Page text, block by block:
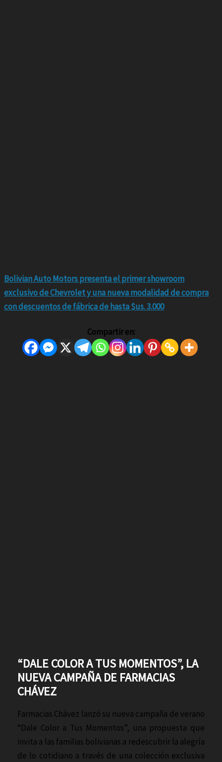
Bolivian Auto Motors presenta el primer showroom
exclusivo de Chevrolet y una nueva modalidad de compra
con descuentos de fábrica de hasta $us. 3.000
Compartir en:
“DALE COLOR A TUS MOMENTOS”, LA
NUEVA CAMPAÑA DE FARMACIAS
CHÁVEZ
Farmacias Chávez lanzó su nueva campaña de verano
“Dale Color a Tus Momentos”, una propuesta que
invita a las familias bolivianas a redescubrir la alegría
de lo cotidiano a través de una colección exclusiva